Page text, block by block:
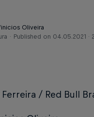
Oliveira
Published on 04.05.2021 ·
/ Red Bull